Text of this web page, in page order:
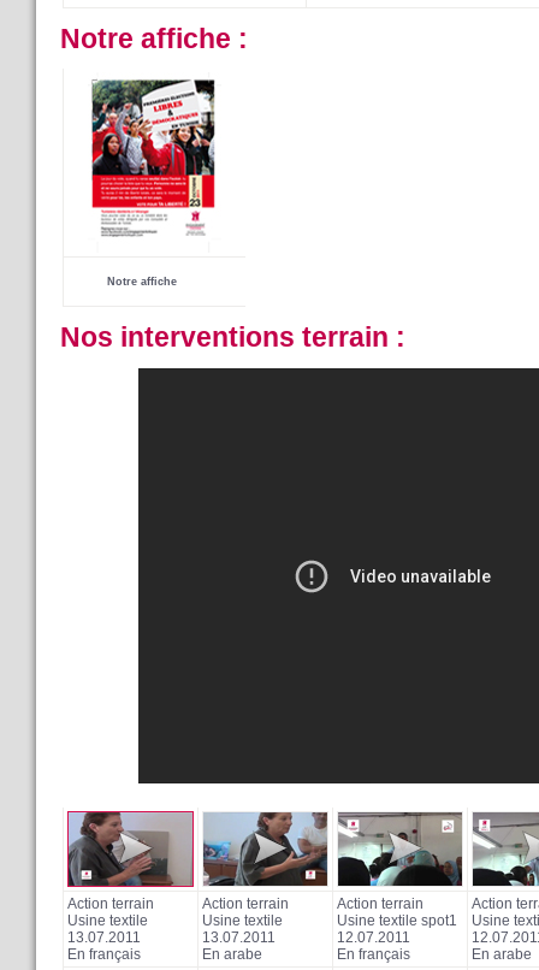
Notre affiche :
Notre affiche
Nos interventions terrain :
Action terrain
Usine textile
13.07.2011
En français
Action terrain
Usine textile
13.07.2011
En arabe
Action terrain
Usine textile spot1
12.07.2011
En français
Action
Usine
En arabe